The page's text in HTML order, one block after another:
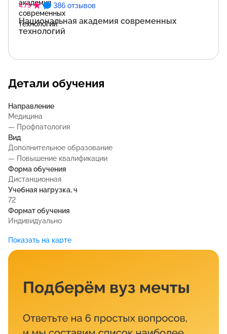
4.73 386 отзывов
Национальная академия современных
технологий
Детали обучения
Направление
Медицина
— Профпатология
Вид
Дополнительное образование
— Повышение квалификации
Форма обучения
Дистанционная
Учебная нагрузка, ч
72
Формат обучения
Индивидуально
Показать на карте